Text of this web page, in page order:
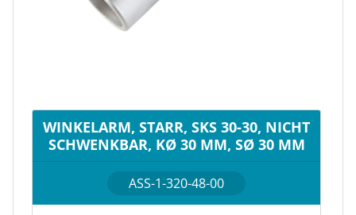
WINKELARM, STARR, SKS 30-30, NICHT
SCHWENKBAR, KØ 30 MM, SØ 30 MM
ASS-1-320-48-00